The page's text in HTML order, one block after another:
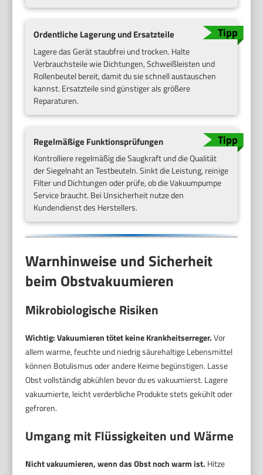
Ordentliche Lagerung und Ersatzteile
Lagere das Gerät staubfrei und trocken. Halte
Verbrauchsteile wie Dichtungen, Schweißleisten und
Rollenbeutel bereit, damit du sie schnell austauschen
kannst. Ersatzteile sind günstiger als größere
Reparaturen.
Regelmäßige Funktionsprüfungen
Kontrolliere regelmäßig die Saugkraft und die Qualität
der Siegelnaht an Testbeuteln. Sinkt die Leistung, reinige
Filter und Dichtungen oder prüfe, ob die Vakuumpumpe
Service braucht. Bei Unsicherheit nutze den
Kundendienst des Herstellers.
Warnhinweise und Sicherheit
beim Obstvakuumieren
Mikrobiologische Risiken
Wichtig: Vakuumieren tötet keine Krankheitserreger.Vor
allem warme, feuchte und niedrig säurehaltige Lebensmittel
können Botulismus oder andere Keime begünstigen. Lasse
Obst vollständig abkühlen bevor du es vakuumierst. Lagere
vakuumierte, leicht verderbliche Produkte stets gekühlt oder
gefroren.
Umgang mit Flüssigkeiten und Wärme
Nicht vakuumieren, wenn das Obst noch warm ist. Hitze